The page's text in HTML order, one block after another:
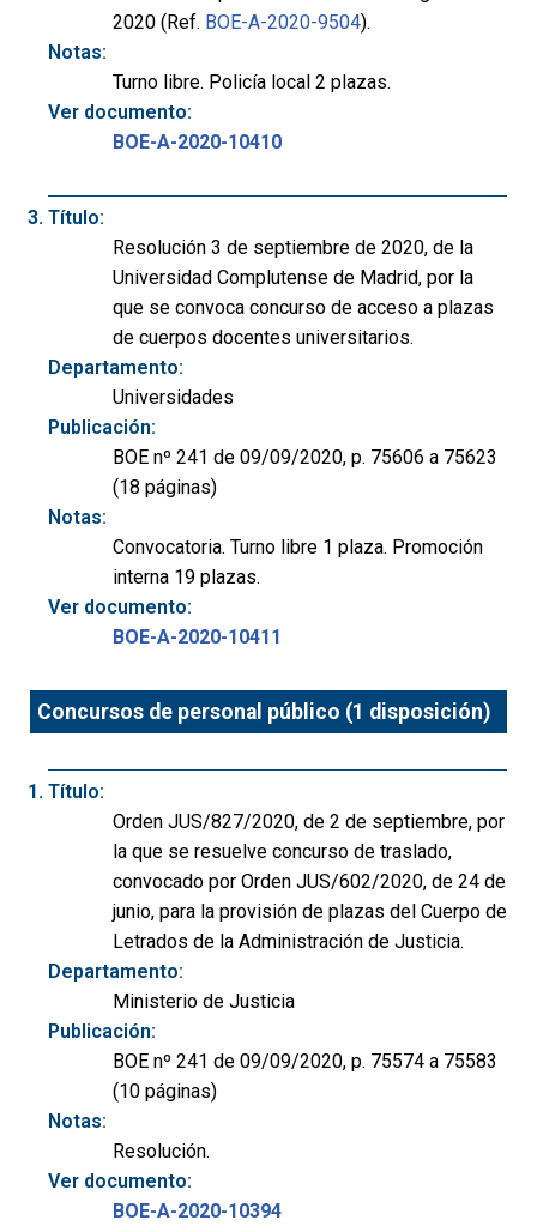
2020 (Ref. BOE-A-2020-9504).
Notas:
Turno libre. Policía local 2 plazas.
Ver documento:
BOE-A-2020-10410
Título:
Resolución 3 de septiembre de 2020, de la
Universidad Complutense de Madrid, por la
que se convoca concurso de acceso a plazas
de cuerpos docentes universitarios.
Departamento:
Universidades
Publicación:
BOE nº 241 de 09/09/2020, p. 75606 a 75623
(18 páginas)
Notas:
Convocatoria. Turno libre 1 plaza. Promoción
interna 19 plazas.
Ver documento:
BOE-A-2020-10411
Concursos de personal público (1 disposición)
Título:
Orden JUS/827/2020, de 2 de septiembre, por
la que se resuelve concurso de traslado,
convocado por Orden JUS/602/2020, de 24 de
junio, para la provisión de plazas del Cuerpo de
Letrados de la Administración de Justicia.
Departamento:
Ministerio de Justicia
Publicación:
BOE nº 241 de 09/09/2020, p. 75574 a 75583
(10 páginas)
Notas:
Resolución.
Ver documento:
BOE-A-2020-10394